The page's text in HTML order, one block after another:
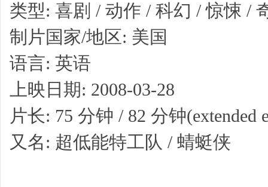
类型: 喜剧 / 动作 / 科幻 / 惊悚 /
制片国家/地区: 美国
语言: 英语
上映日期: 2008-03-28
片长: 75 分钟 / 82 分钟(extended
又名: 超低能特工队 / 蜻蜓侠